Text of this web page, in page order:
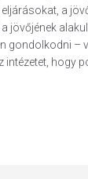
a
jövőjének
–
hogy